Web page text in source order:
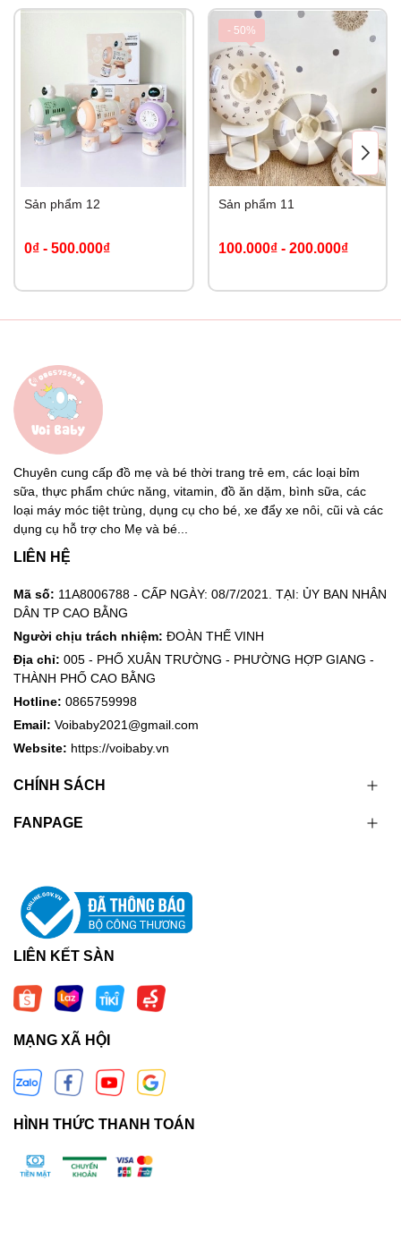
Sản phẩm 12
0₫ - 500.000₫
- 50%
Sản phẩm 11
100.000₫- 200.000₫
Chuyên cung cấp đồ mẹ và bé thời trang trẻ em, các loại bỉm
sữa, thực phẩm chức năng, vitamin, đồ ăn dặm, bình sữa, các
loại máy móc tiệt trùng, dụng cụ cho bé, xe đẩy xe nôi, cũi và các
dụng cụ hỗ trợ cho Mẹ và bé...
LIÊN HỆ
Mã số: 11A8006788 - CẤP NGÀY: 08/7/2021. TẠI: ỦY BAN NHÂN
DÂN TP CAO BẰNG
Người chịu trách nhiệm: ĐOÀN THẾ VINH
Địa chỉ: 005 - PHỐ XUÂN TRƯỜNG - PHƯỜNG HỢP GIANG -
THÀNH PHỐ CAO BẰNG
Hotline: 0865759998
Email: Voibaby2021@gmail.com
Website: https://voibaby.vn
CHÍNH SÁCH
FANPAGE
LIÊN KẾT SÀN
MẠNG XÃ HỘI
HÌNH THỨC THANH TOÁN